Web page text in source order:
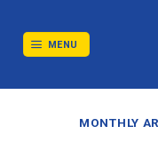
content
MENU
MONTHLY